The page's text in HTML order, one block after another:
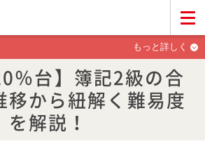
もっと詳しく
％台】簿記2級の合
移から紐解く難易度
を解説！